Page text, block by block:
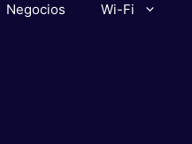
Negocios Wi-Fi